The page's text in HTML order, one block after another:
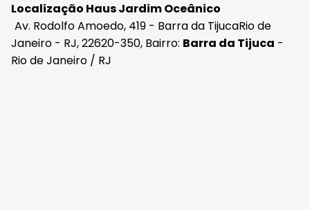
Localização Haus Jardim Oceânico
Av. Rodolfo Amoedo, 419 - Barra da TijucaRio de
Janeiro - RJ, 22620-350, Bairro: Barra da Tijuca -
Rio de Janeiro / RJ